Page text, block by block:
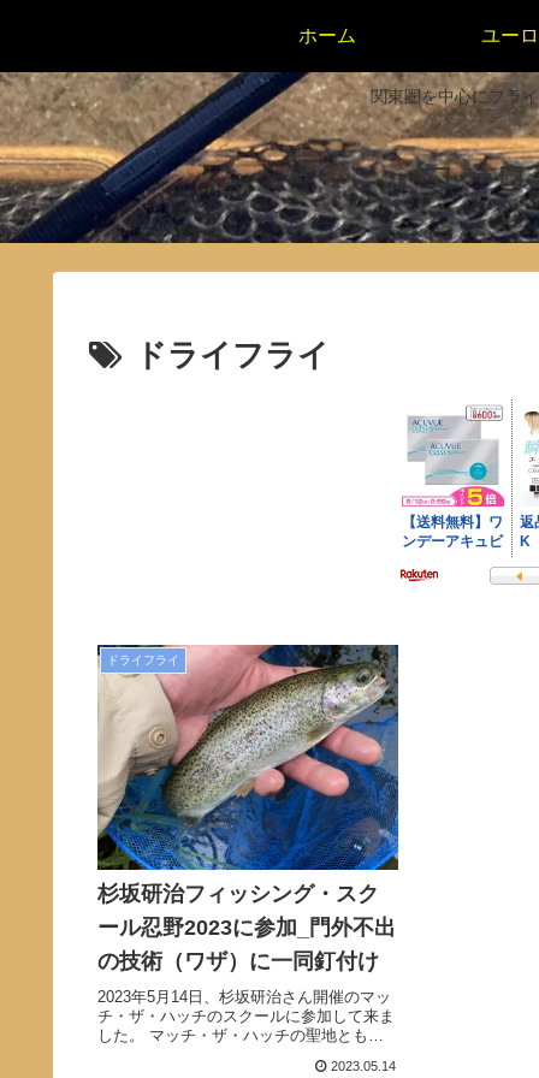
関東圏を中心にフラ
ユーロ
ホーム ユー
ドライフライ
ドライフライ
杉坂研治フィッシング・スク
ール忍野2023に参加_門外不出
の技術（ワザ）に一同釘付け
2023年5月14日、杉坂研治さん開催のマッ
チ・ザ・ハッチのスクールに参加して来ま
した。 マッチ・ザ・ハッチの聖地ともい
2023.05.14